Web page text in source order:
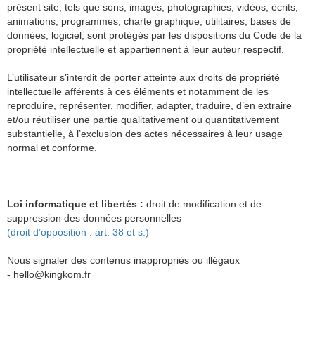
présent site, tels que sons, images, photographies, vidéos, écrits,
animations, programmes, charte graphique, utilitaires, bases de
données, logiciel, sont protégés par les dispositions du Code de la
propriété intellectuelle et appartiennent à leur auteur respectif.
L’utilisateur s’interdit de porter atteinte aux droits de propriété
intellectuelle afférents à ces éléments et notamment de les
reproduire, représenter, modifier, adapter, traduire, d’en extraire
et/ou réutiliser une partie qualitativement ou quantitativement
substantielle, à l’exclusion des actes nécessaires à leur usage
normal et conforme.
Loi informatique et libertés : droit de modification et de
suppression des données personnelles
(droit d’opposition : art. 38 et s.)
Nous signaler des contenus inappropriés ou illégaux
- hello@kingkom.fr